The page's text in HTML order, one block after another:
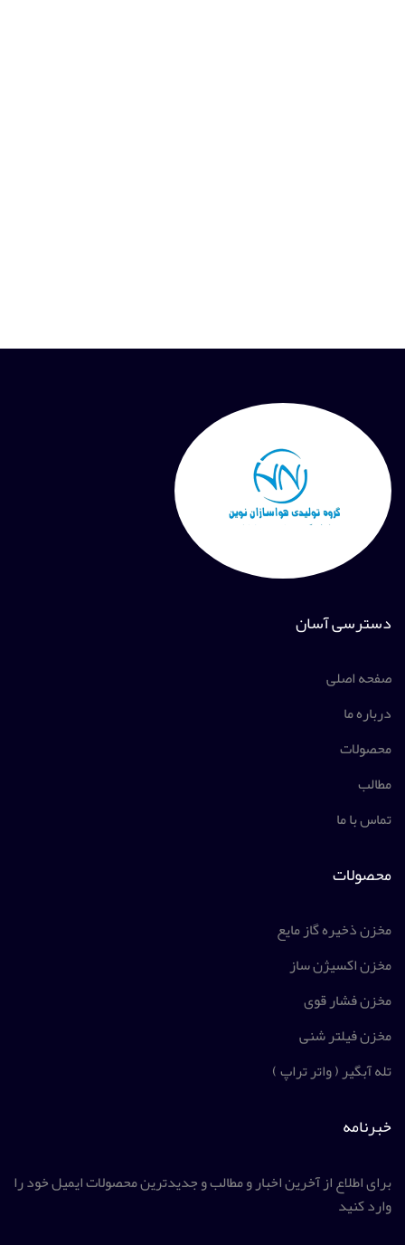
دسترسی آسان
صفحه اصلی
درباره ما
محصولات
مطالب
تماس با ما
محصولات
مخزن ذخیره گاز مایع
مخزن اکسیژن ساز
مخزن فشار قوی
مخزن فیلتر شنی
تله آبگیر ( واتر تراپ )
خبرنامه
برای اطلاع از آخرین اخبار و مطالب و جدیدترین محصولات ایمیل خود را
وارد کنید